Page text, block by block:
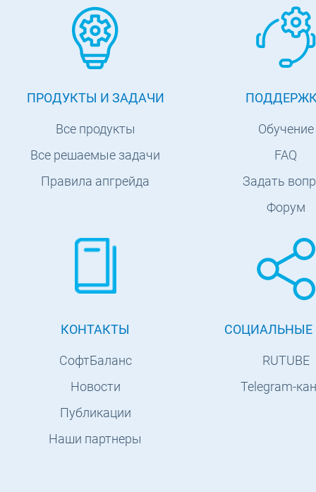
ПРОДУКТЫ И ЗАДАЧИ
Все продукты
Все решаемые задачи
Правила апгрейда
Обучение
FAQ
Задать
Форум
КОНТАКТЫ
СофтБаланс
Новости
Публикации
Наши партнеры
СОЦИАЛЬНЫЕ
RUTUBE
Telegram-